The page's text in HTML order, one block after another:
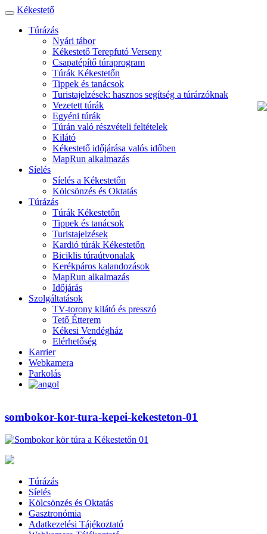
Toggle
navigation
Kékestető
Túrázás
Nyári tábor
Kékestető Terepfutó Verseny
Csapatépítő túraprogram
Túrák Kékestetőn
Tippek és tanácsok
Turistajelzések: hasznos segítség a túrárzóknak
Vezetett túrák
Egyéni túrák
Túrán való részvételi feltételek
Kilátó
Kékestető időjárása valós időben
MapRun alkalmazás
Síelés
Síelés a Kékestetőn
Kölcsönzés és Oktatás
Túrázás
Túrák Kékestetőn
Tippek és tanácsok
Turistajelzések
Kardió túrák Kékestetőn
Biciklis túraútvonalak
Kerékpáros kalandozások
MapRun alkalmazás
Időjárás
Szolgáltatások
TV-torony kilátó és presszó
Tető Étterem
Kékesi Vendégház
Elérhetőség
Karrier
Webkamera
Parkolás
sombokor-kor-tura-kepei-kekesteton-01
Túrázás
Síelés
Kölcsönzés és Oktatás
Gasztronómia
Adatkezelési Tájékoztató